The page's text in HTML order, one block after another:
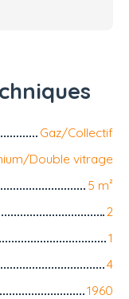
Gaz/Collectif
Double vitrage
5 m²
2
1
4
1960